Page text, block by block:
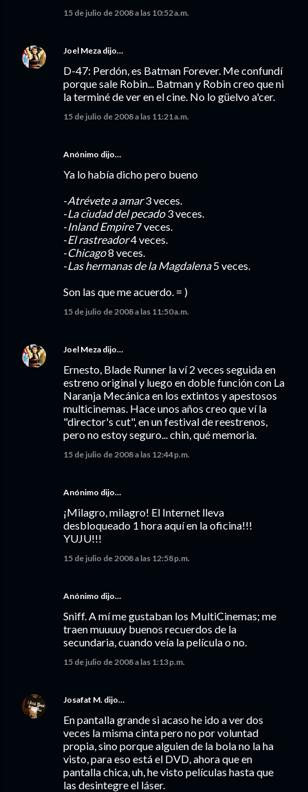
15 de julio de 2008 a las 10:52 a.m.
Joel Meza dijo…
D-47: Perdón, es Batman Forever. Me confundí
porque sale Robin... Batman y Robin creo que ni
la terminé de ver en el cine. No lo güelvo a'cer.
15 de julio de 2008 a las 11:21 a.m.
Anónimo dijo…
Ya lo había dicho pero bueno
-Atrévete a amar3 veces.
-La ciudad del pecado3 veces.
-Inland Empire7 veces.
-El rastreador4 veces.
-Chicago8 veces.
-Las hermanas de la Magdalena5 veces.
Son las que me acuerdo. = )
15 de julio de 2008 a las 11:50 a.m.
Joel Meza dijo…
Ernesto, Blade Runner la ví 2 veces seguida en
estreno original y luego en doble función con La
Naranja Mecánica en los extintos y apestosos
multicinemas. Hace unos años creo que ví la
"director's cut", en un festival de reestrenos,
pero no estoy seguro... chin, qué memoria.
15 de julio de 2008 a las 12:44 p.m.
Anónimo dijo…
¡Milagro, milagro! El Internet lleva
desbloqueado 1 hora aquí en la oficina!!!
YUJU!!!
15 de julio de 2008 a las 12:58 p.m.
Anónimo dijo…
Sniff. A mí me gustaban los MultiCinemas; me
traen muuuuy buenos recuerdos de la
secundaria, cuando veía la película o no.
15 de julio de 2008 a las 1:13 p.m.
Josafat M. dijo…
En pantalla grande si acaso he ido a ver dos
veces la misma cinta pero no por voluntad
propia, sino porque alguien de la bola no la ha
visto, para eso está el DVD, ahora que en
pantalla chica, uh, he visto películas hasta que
las desintegre el láser.